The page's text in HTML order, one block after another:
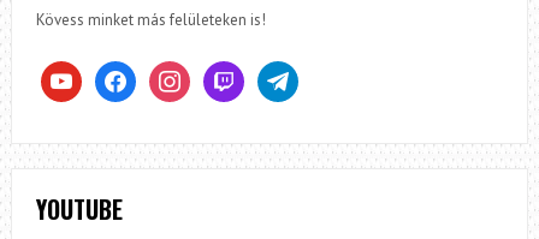
Kövess minket más felületeken is!
youtube facebookinstagramtwitch telegram
YOUTUBE